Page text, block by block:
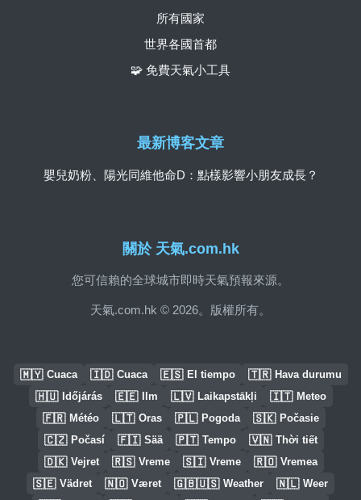
關於 天氣.com.hk
您可信賴的全球城市即時天氣預報來源。
天氣.com.hk © 2026。版權所有。
所有國家
世界各國首都
🧩 免費天氣小工具
最新博客文章
嬰兒奶粉、陽光同維他命D：點樣影響小朋友成長？
🇲🇾 Cuaca 🇮🇩 Cuaca 🇪🇸 El tiempo 🇹🇷 Hava durumu
🇭🇺 Időjárás 🇪🇪 Ilm 🇱🇻 Laikapstākļi 🇮🇹 Meteo
🇫🇷 Météo 🇱🇹 Oras 🇵🇱 Pogoda 🇸🇰 Počasie
🇨🇿 Počasí 🇫🇮 Sää 🇵🇹 Tempo 🇻🇳 Thời tiết
🇩🇰 Vejret 🇷🇸 Vreme 🇸🇮 Vreme 🇷🇴 Vremea
🇸🇪 Vädret 🇳🇴 Været 🇬🇧🇺🇸 Weather 🇳🇱 Weer